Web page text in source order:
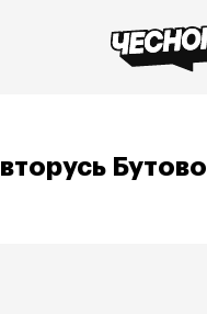
Бутово